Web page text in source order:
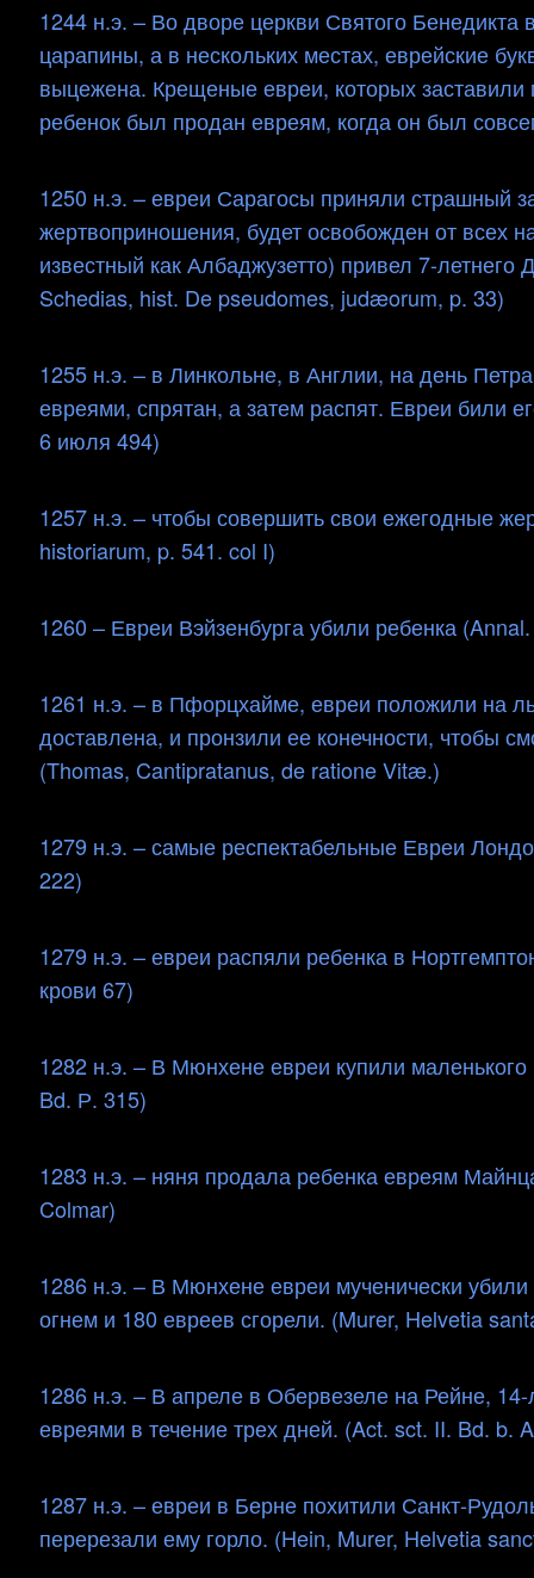
1244 н.э. – Во дворе церкви Святого
царапины, а в нескольких местах, еврейские
выцежена. Крещеные евреи, которых заставили
ребенок был продан евреям, когда он был
1250 н.э. – евреи Сарагосы приняли страшный
жертвоприношения, будет освобожден от всех
известный как Албаджузетто) привел 7-
Schedias, hist. De pseudomes, judæorum, p. 33)
1255 н.э. – в Линкольне, в Англии, на день
евреями, спрятан, а затем распят. Евреи били
6 июля 494)
1257 н.э. – чтобы совершить свои ежегодные
historiarum, p. 541. col I)
1260 – Евреи Вэйзенбурга убили ребенка
1261 н.э. – в Пфорцхайме, евреи положили на
доставлена, и пронзили ее конечности, чтобы
(Thomas, Cantipratanus, de ratione Vitæ.)
1279 н.э. – самые респектабельные Евреи
222)
1279 н.э. – евреи распяли ребенка в
крови 67)
1282 н.э. – В Мюнхене евреи купили
Bd. Р. 315)
1283 н.э. – няня продала ребенка евреям
Colmar)
1286 н.э. – В Мюнхене евреи мученически
огнем и 180 евреев сгорели. (Murer, Helvetia
1286 н.э. – В апреле в Обервезеле на Рейне,
евреями в течение трех дней. (Act. sct. II. Bd. b.
1287 н.э. – евреи в Берне похитили Санкт-
перерезали ему горло. (Hein, Murer, Helvetia